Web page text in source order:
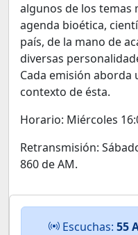
algunos de los temas
agenda bioética,
país, de la mano de
diversas
Cada emisión
contexto de ésta.
Horario: Miércoles
Retransmisión:
860 de AM.
Escuchas: 55